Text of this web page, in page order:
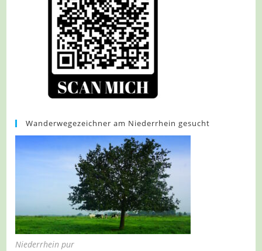
Wanderwegezeichner am Niederrhein gesucht
Niederrhein pur